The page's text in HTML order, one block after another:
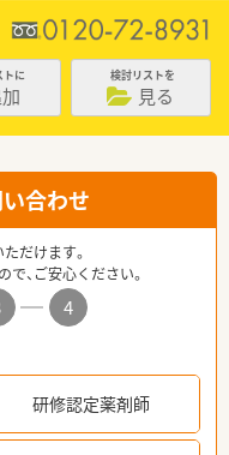
トに 検討リストを
見る
合わせ
だけます。
、ご安心ください。
4
研修認定薬剤師